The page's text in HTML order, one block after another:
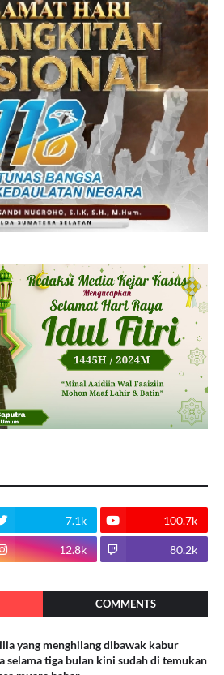
7.1k 100.7k
12.8k 80.2k
COMMENTS
yang menghilang dibawak kabur
selama tiga bulan kini sudah di temukan